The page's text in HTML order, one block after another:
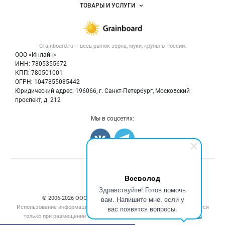
Всеволод
Здравствуйте! Готов помочь
вам. Напишите мне, если у
вас появятся вопросы.
Grainboard.ru – весь рынок зерна, муки, крупы в России.
ООО «Инлайн»
ИНН: 7805355672
КПП: 780501001
ОГРН: 1047855085442
Юридический адрес: 196066, г. Санкт-Петербург, Московский
проспект, д. 212
Размещение рекламы
Публичная оферта
Контактная информация
Политика обработки персональных данных
Объявления
Новости рынка
ТОВАРЫ И УСЛУГИ
Крупы
Мука
Мы в соцсетях:
Счетчики, авторское право, логотипы
© 2006‑2026 ООО “Инлайн”. 12+ Все права защищены.
Использование информации, размещенной на данном сайте, допускается
только при размещении активной гиперссылки на сайт
grainboard.ru